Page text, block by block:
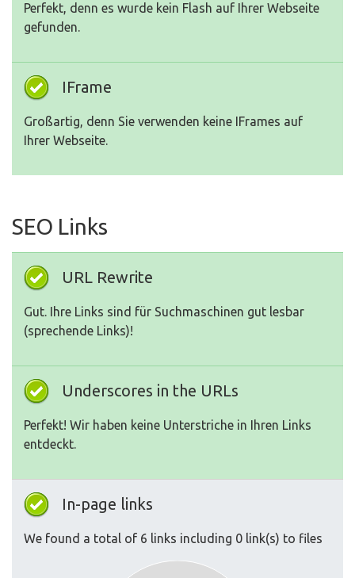
Perfekt, denn es wurde kein Flash auf Ihrer Webseite
gefunden.
IFrame
Großartig, denn Sie verwenden keine IFrames auf
Ihrer Webseite.
SEO Links
URL Rewrite
Gut. Ihre Links sind für Suchmaschinen gut lesbar
(sprechende Links)!
Underscores in the URLs
Perfekt! Wir haben keine Unterstriche in Ihren Links
entdeckt.
In-page links
We found a total of 6 links including 0 link(s) to files